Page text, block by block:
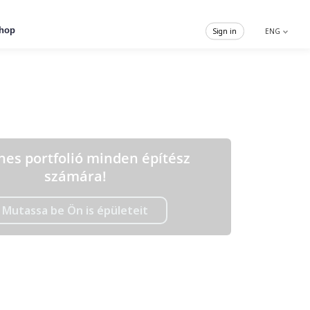
ENG
Sign in
portfolió minden építész
számára!
Mutassa be Ön is épületeit